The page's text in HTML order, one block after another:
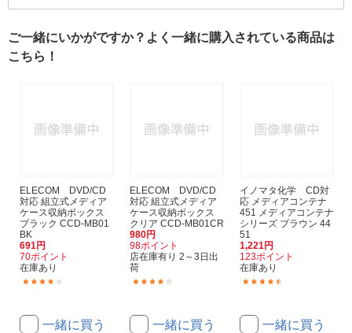
ご一緒にいかがですか？よく一緒に購入されている商品は
こちら！
ELECOM DVD/CD
対応 組立式メディア
ケース収納ボックス
ブラック CCD-MB01
BK
691円
70ポイント
在庫あり
一緒に買う
ELECOM DVD/CD
対応 組立式メディア
ケース収納ボックス
クリア CCD-MB01CR
980円
98ポイント
店在庫有り 2～3日出
荷
一緒に買う
イノマタ化学 CD対
応 メディアコンテナ
451 メディアコンテナ
シリーズ ブラウン 44
51
1,221円
123ポイント
在庫あり
一緒に買う